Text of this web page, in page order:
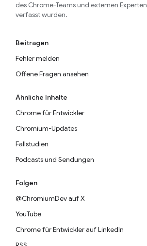
des Chrome-Teams und externen Experten
verfasst wurden.
Beitragen
Fehler melden
Offene Fragen ansehen
Ähnliche Inhalte
Chrome für Entwickler
Chromium-Updates
Fallstudien
Podcasts und Sendungen
Folgen
@ChromiumDev auf X
YouTube
Chrome für Entwickler auf LinkedIn